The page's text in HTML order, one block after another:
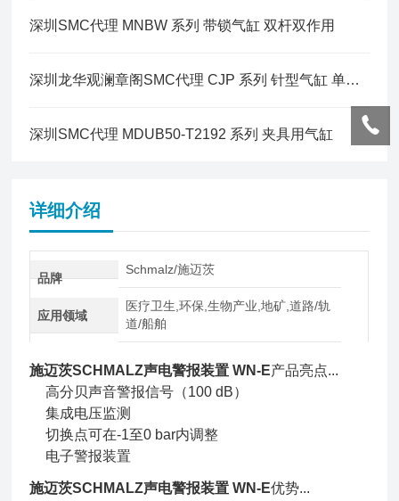
深圳SMC代理 MNBW 系列 带锁气缸 双杆双作用
深圳龙华观澜章阁SMC代理 CJP 系列 针型气缸 单作用·弹簧压回型
深圳SMC代理 MDUB50-T2192 系列 夹具用气缸
详细介绍
品牌
Schmalz/施迈茨
应用领域
医疗卫生,环保,生物产业,地矿,道路/轨
道/船舶
施迈茨SCHMALZ声电警报装置 WN-E产品亮点...
高分贝声音警报信号（100 dB）
集成电压监测
切换点可在-1至0 bar内调整
电子警报装置
施迈茨SCHMALZ声电警报装置 WN-E优势...